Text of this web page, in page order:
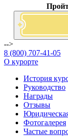
-->
8 (800) 707-41-05
О курорте
История
Руководство
Награды
Отзывы
Фотогалерея
Частые